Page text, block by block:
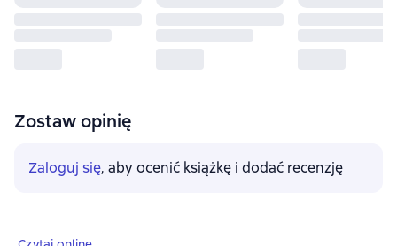
Zostaw opinię
Zaloguj się, aby ocenić książkę i dodać recenzję